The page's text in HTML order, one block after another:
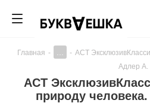
Главная - - АСТ
Адлер А.
АСТ
природу